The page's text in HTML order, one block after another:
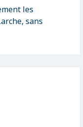
les
sans